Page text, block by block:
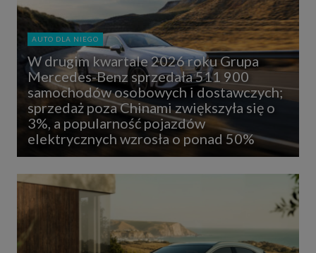
AUTO DLA NIEGO
W drugim kwartale 2026 roku Grupa
Mercedes-Benz sprzedała 511 900
samochodów osobowych i dostawczych;
sprzedaż poza Chinami zwiększyła się o
3%, a popularność pojazdów
elektrycznych wzrosła o ponad 50%